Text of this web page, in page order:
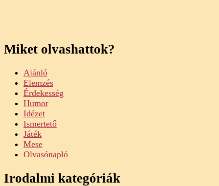
Miket olvashattok?
Ajánló
Elemzés
Érdekesség
Humor
Idézet
Ismertető
Játék
Mese
Olvasónapló
Irodalmi kategóriák